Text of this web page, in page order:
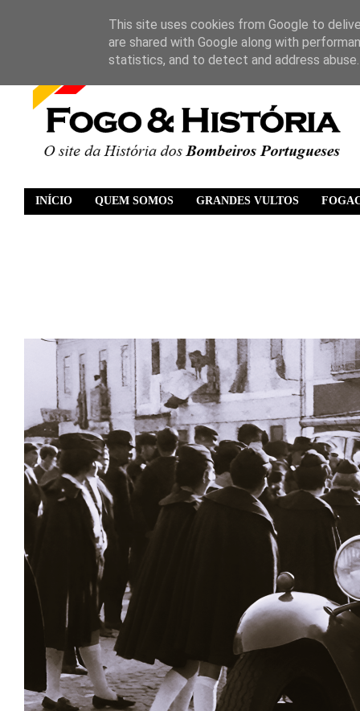
INÍCIO QUEM SOMOS GRANDES VULTOS
This site uses cookies from Google to
are shared with Google along with
statistics, and to detect and address abuse.